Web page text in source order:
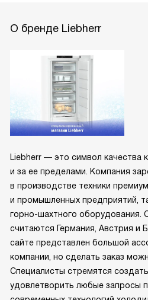
О бренде Liebherr
Liebherr — это символ качества
и за ее пределами. Компания
в производстве техники
и промышленных предприятий,
горно-шахтного оборудования.
считаются Германия, Австрия и
сайте представлен большой
компании, но сделать заказ
Специалисты стремятся
удовлетворить любые запросы